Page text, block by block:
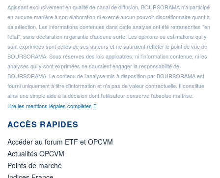
Agissant exclusivement en qualité de canal de diffusion, BOURSORAMA n'a participé
en aucune manière à son élaboration ni exercé aucun pouvoir discrétionnaire quant à
sa sélection. Les informations contenues dans cette analyse ont été retranscrites "en
l'état", sans déclaration ni garantie d'aucune sorte. Les opinions ou estimations qui y
sont exprimées sont celles de ses auteurs et ne sauraient refléter le point de vue de
BOURSORAMA. Sous réserves des lois applicables, ni l'information contenue, ni les
analyses qui y sont exprimées ne sauraient engager la responsabilité de
BOURSORAMA. Le contenu de l'analyse mis à disposition par BOURSORAMA est
fourni uniquement à titre d'information et n'a pas de valeur contractuelle. Il constitue
ainsi une simple aide à la décision dont l'utilisateur conserve l'absolue maîtrise.
Lire les mentions légales complètes
ACCÈS RAPIDES
Accéder au forum ETF et OPCVM
Actualités OPCVM
Points de marché